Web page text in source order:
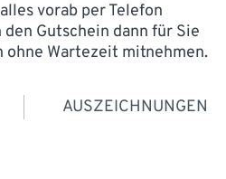
vorab per Telefon
Gutschein dann für Sie
ohne Wartezeit mitnehmen.
AUSZEICHNUNGEN